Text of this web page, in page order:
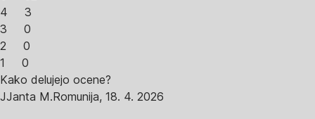
4
3
3
0
2
0
1
0
Kako delujejo ocene?
JJanta M.Romunija, 18. 4. 2026